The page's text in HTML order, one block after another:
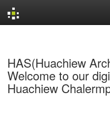
HAS(Huachiew
Welcome to our
Huachiew